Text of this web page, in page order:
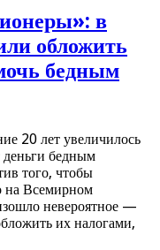
в
обложить
бедным
20 лет увеличилось
деньги бедным
того, чтобы
на Всемирном
невероятное —
их налогами,